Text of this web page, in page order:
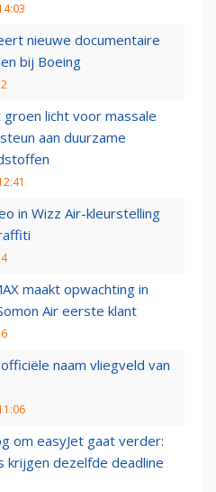
nieuwe documentaire
bij Boeing
licht voor massale
aan duurzame
in Wizz Air-kleurstelling
maakt opwachting in
Air eerste klant
naam vliegveld van
om easyJet gaat verder:
krijgen dezelfde deadline